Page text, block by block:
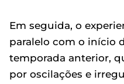
Em seguida, o
paralelo com o início
temporada anterior,
por oscilações e